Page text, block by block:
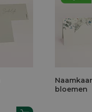
bloemen